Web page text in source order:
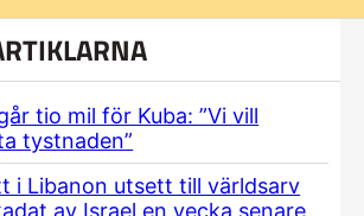
tio mil för Kuba: ”Vi vill
tystnaden”
i Libanon utsett till världsarv
av Israel en vecka senare